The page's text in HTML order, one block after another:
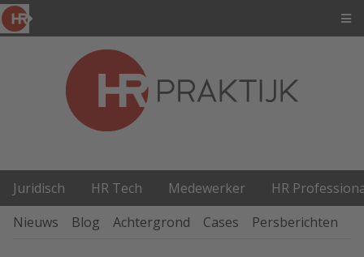
Juridisch HR Tech Medewerker
HR
Nieuws
Blog Achtergrond Cases Persberichten